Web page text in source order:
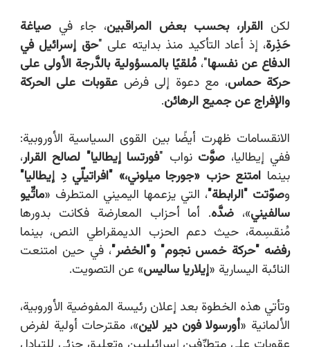
لكن القرار، بحسب بعض المراقبين، جاء في صياغة
حَذِرة، إذ أعاد التأكيد منذ بدايته على "حق إسرائيل في
الدفاع عن نفسها"،مُلقيًا بالمسؤولية بالدَّرجة الأولى على
حركة حماس، مع دعوة إلى فرض عقوبات على الحركة
والإفراج عن جميع الرهائن.
الانقسامات ظهرت أيضًا بين القوى السياسية الأوروبية:
ففي إيطاليا، صوَّت نواب "فورتسا إيطاليا" لصالح القرار،
بينما امتنع حزب «جورجا ميلوني،» "افراتيلّي دِ إيطاليا"
وصوّتت "الرابطة"، التي يزعمها اليميني المتطرف «ماتِّيو
سالفيني»، ضدَّه. أما أحزاب المعارضة فكانت بدورها
مُنقسِمة، حيث دعم الحزب الديمقراطي النص، بينما
رفضه "حركة خمس نجوم" و"الخضر"، في حين امتنعت
النائبة اليسارية «إيلاريا ساليس» عن التصويت.
وتأتي هذه الخطوة بعد إعلان رئيسة المفوضية الأوروبية،
الألمانية «أورسولا فون دير لاين»، مقترحات أولية لفرض